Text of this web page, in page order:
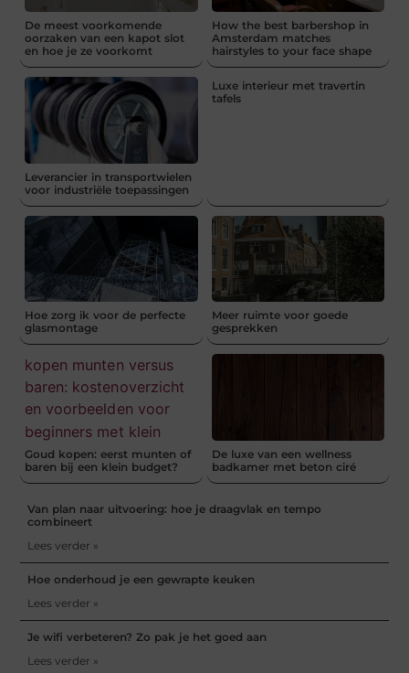
De meest voorkomende
oorzaken van een kapot slot
en hoe je ze voorkomt
How the best barbershop in
Amsterdam matches
hairstyles to your face shape
Leverancier in transportwielen
voor industriële toepassingen
Luxe interieur met travertin
tafels
Hoe zorg ik voor de perfecte
glasmontage
Meer ruimte voor goede
gesprekken
Goud kopen: eerst munten of
baren bij een klein budget?
De luxe van een wellness
badkamer met beton ciré
Van plan naar uitvoering: hoe je draagvlak en tempo
combineert
Lees verder »
Hoe onderhoud je een gewrapte keuken
Lees verder »
Je wifi verbeteren? Zo pak je het goed aan
Lees verder »